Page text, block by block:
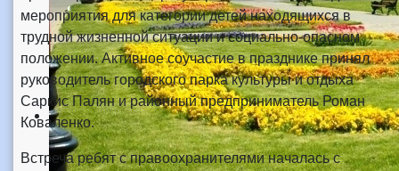
мероприятия для категории детей находящихся в
трудной жизненной ситуации и социально-опасном
положении. Активное соучастие в празднике принял
руководитель городского парка культуры и отдыха
Саркис Палян и районный предприниматель Роман
Коваленко.
Встреча ребят с правоохранителями началась с